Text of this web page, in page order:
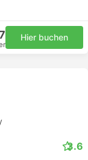
Hier buchen
3.6